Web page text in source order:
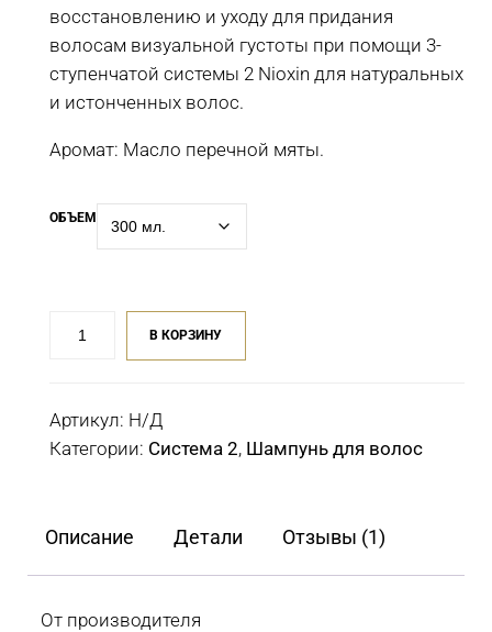
восстановлению и уходу для придания
волосам визуальной густоты при помощи 3-
ступенчатой системы 2 Nioxin для натуральных
и истонченных волос.
Аромат: Масло перечной мяты.
ОБЪЕМ
шампунь
3-
для
В КОРЗИНУ
Артикул: Н/Д
Категории: Система 2, Шампунь для волос
Описание Детали Отзывы (1)
От производителя